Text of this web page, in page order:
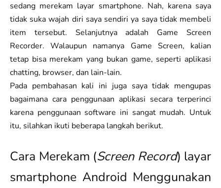
sedang merekam layar smartphone. Nah, karena saya
tidak suka wajah diri saya sendiri ya saya tidak membeli
item tersebut. Selanjutnya adalah Game Screen
Recorder. Walaupun namanya Game Screen, kalian
tetap bisa merekam yang bukan game, seperti aplikasi
chatting, browser, dan lain-lain.
Pada pembahasan kali ini juga saya tidak mengupas
bagaimana cara penggunaan aplikasi secara terperinci
karena penggunaan software ini sangat mudah. Untuk
itu, silahkan ikuti beberapa langkah berikut.
Cara Merekam (Screen Record) layar
smartphone Android Menggunakan